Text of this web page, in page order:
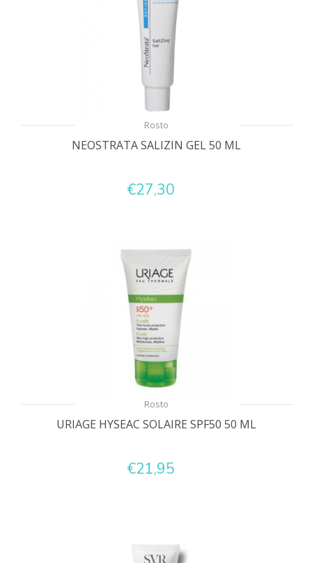
Rosto
NEOSTRATA SALIZIN GEL 50 ML
€27,30
Rosto
URIAGE HYSEAC SOLAIRE SPF50 50 ML
€21,95